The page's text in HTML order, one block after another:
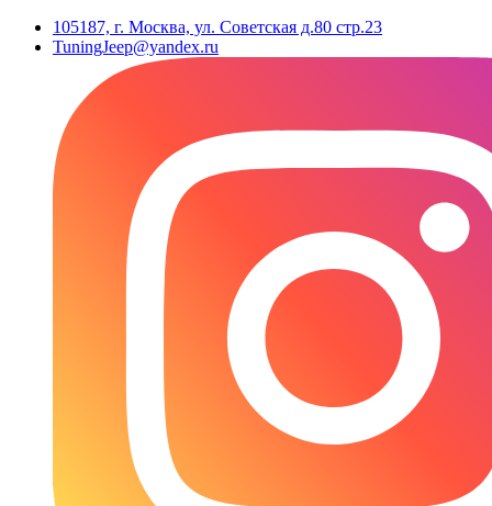
105187, г. Москва, ул. Советская д.80 стр.23
TuningJeep@yandex.ru